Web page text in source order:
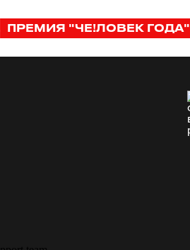
ПРЕМИЯ "ЧЕ!ЛОВЕК ГОДА"